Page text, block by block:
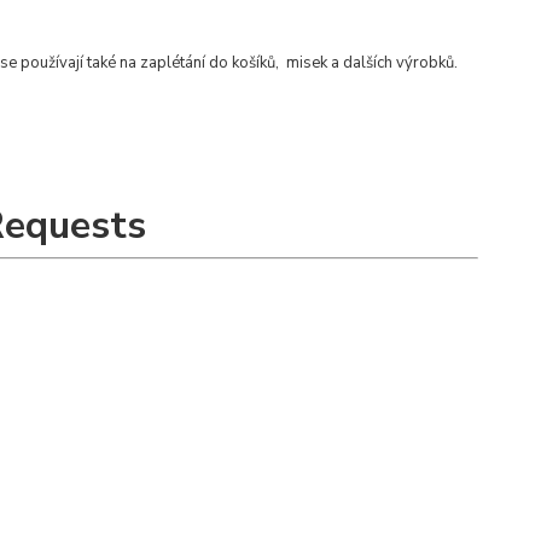
používají také na zaplétání do košíků, misek a dalších výrobků.